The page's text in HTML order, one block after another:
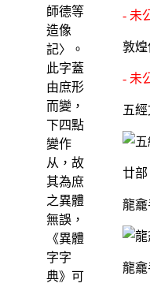
師德等
造像
記〉。
此字蓋
由庶形
而變，
下四點
變作
从，故
其為庶
之異體
無誤，
《異體
字字
典》可
- 未
敦
- 未
五
廿部
龍
龍